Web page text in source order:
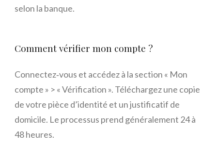
selon la banque.
Comment vérifier mon compte ?
Connectez‑vous et accédez à la section « Mon
compte » > « Vérification ». Téléchargez une copie
de votre pièce d’identité et un justificatif de
domicile. Le processus prend généralement 24 à
48 heures.